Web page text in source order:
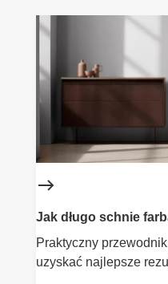
Jak długo schnie
Praktyczny
uzyskać najlepsze